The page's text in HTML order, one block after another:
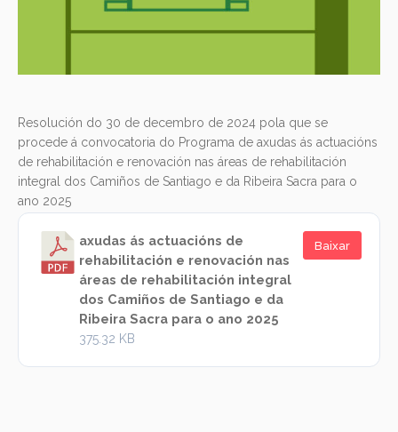
Resolución do 30 de decembro de 2024 pola que se
procede á convocatoria do Programa de axudas ás actuacións
de rehabilitación e renovación nas áreas de rehabilitación
integral dos Camiños de Santiago e da Ribeira Sacra para o
ano 2025
axudas ás actuacións de
rehabilitación e renovación nas
áreas de rehabilitación integral
dos Camiños de Santiago e da
Ribeira Sacra para o ano 2025
375.32 KB
Baixar